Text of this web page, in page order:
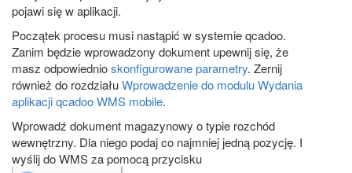
pojawi się w aplikacji.
Początek procesu musi nastąpić w systemie qcadoo.
Zanim będzie wprowadzony dokument upewnij się, że
masz odpowiednioskonfigurowane parametry. Zernij
również do rozdziałuWprowadzenie do modulu Wydania
aplikacji qcadoo WMS mobile.
Wprowadź dokument magazynowy o typie rozchód
wewnętrzny. Dla niego podaj co najmniej jedną pozycję. I
wyślij do WMS za pomocą przycisku